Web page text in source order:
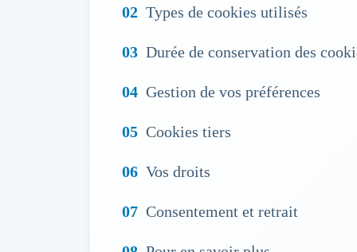
Types de cookies utilisés
Durée de conservation des
Gestion de vos préférences
Cookies tiers
Vos droits
Consentement et retrait